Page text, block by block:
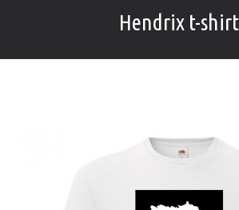
Hendrix t-shirt